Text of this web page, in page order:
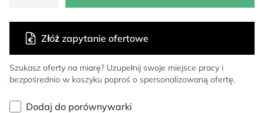
Szukasz oferty na miarę? Uzupełnij swoje miejsce pracy i
bezpośrednio w koszyku poproś o spersonalizowaną ofertę.
Złóż zapytanie ofertowe
Dodaj do porównywarki